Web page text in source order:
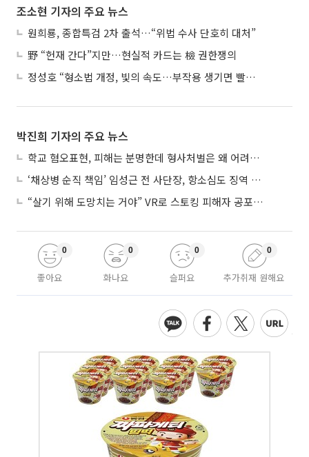
조소현 기자의 주요 뉴스
원희룡, 종합특검 2차 출석…“위법 수사 단호히 대처”
野 “헌재 간다”지만…현실적 카드는 檢 권한쟁의
정성호 “형소법 개정, 빛의 속도…부작용 생기면 빨리 고쳐야”
박진희 기자의 주요 뉴스
학교 혐오표현, 피해는 분명한데 형사처벌은 왜 어려울까?
‘채상병 순직 책임’ 임성근 전 사단장, 항소심도 징역 3년
“살기 위해 도망치는 거야” VR로 스토킹 피해자 공포 마주한 수형자들
좋아요
0
화나요
0
슬퍼요
0
추가취재 원해요
0